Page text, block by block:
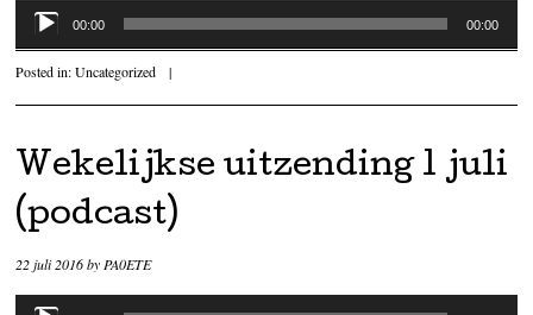
Audiospeler
00:00 00:00
Posted in:Uncategorized |
Wekelijkse uitzending 1 juli
(podcast)
22 juli 2016by PA0ETE
Audiospeler